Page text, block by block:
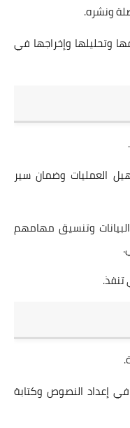
وتحليلها وإخراجها في
العمليات وضمان سير
وتنسيق مهامهم
في إعداد النصوص وكتابة